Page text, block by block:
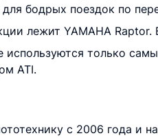
бодрых поездок по
лежит YAMAHA
используются только
ATI.
с 2006 года и